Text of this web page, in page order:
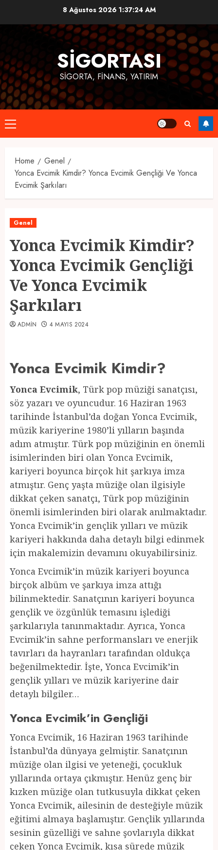
8 Ağustos 2026 1:37:25 AM
SIGORTASI
SIGORTA, FINANS, YATIRIM
Primary
Menu
Home
Genel
Yonca Evcimik Kimdir? Yonca Evcimik Gençliği Ve Yonca
Evcimik Şarkıları
Genel
Yonca Evcimik Kimdir?
Yonca Evcimik Gençliği
Ve Yonca Evcimik
Şarkıları
ADMIN 4 MAYIS 2024
Yonca Evcimik Kimdir?
Yonca Evcimik, Türk pop müziği sanatçısı,
söz yazarı ve oyuncudur. 16 Haziran 1963
tarihinde İstanbul’da doğan Yonca Evcimik,
müzik kariyerine 1980’li yılların başında
adım atmıştır. Türk pop müziğinin en önemli
isimlerinden biri olan Yonca Evcimik,
kariyeri boyunca birçok hit şarkıya imza
atmıştır. Genç yaşta müziğe olan ilgisiyle
dikkat çeken sanatçı, Türk pop müziğinin
önemli isimlerinden biri olarak anılmaktadır.
Yonca Evcimik’in gençlik yılları ve müzik
kariyeri hakkında daha detaylı bilgi edinmek
için makalemizin devamını okuyabilirsiniz.
Yonca Evcimik’in müzik kariyeri boyunca
birçok albüm ve şarkıya imza attığı
bilinmektedir. Sanatçının kariyeri boyunca
gençlik ve özgünlük temasını işlediği
şarkılarıyla tanınmaktadır. Ayrıca, Yonca
Evcimik’in sahne performansları ve enerjik
tavırları da hayranları tarafından oldukça
beğenilmektedir. İşte, Yonca Evcimik’in
gençlik yılları ve müzik kariyerine dair
detaylı bilgiler…
Yonca Evcimik’in Gençliği
Yonca Evcimik, 16 Haziran 1963 tarihinde
İstanbul’da dünyaya gelmiştir. Sanatçının
müziğe olan ilgisi ve yeteneği, çocukluk
yıllarında ortaya çıkmıştır. Henüz genç bir
kızken müziğe olan tutkusuyla dikkat çeken
Yonca Evcimik, ailesinin de desteğiyle müzik
eğitimi almaya başlamıştır. Gençlik yıllarında
sesinin güzelliği ve sahne şovlarıyla dikkat
çeken Yonca Evcimik, kısa sürede müzik